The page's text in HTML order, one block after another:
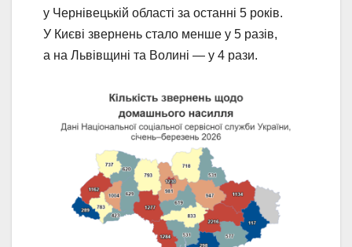
у Чернівецькій області за останні 5 років.
У Києві звернень стало менше у 5 разів,
а на Львівщині та Волині — у 4 рази.